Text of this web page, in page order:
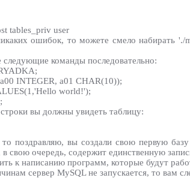
tables_priv user
ошибок, то можете смело набирать
команды последовательно:
INTEGER, a01 CHAR(10));
world!');
вы должны увидеть таблицу:
поздравляю, вы создали свою первую
свою очередь, содержит единственную
к написанию программ, которые будут
сервер MySQL не запускается, то вам